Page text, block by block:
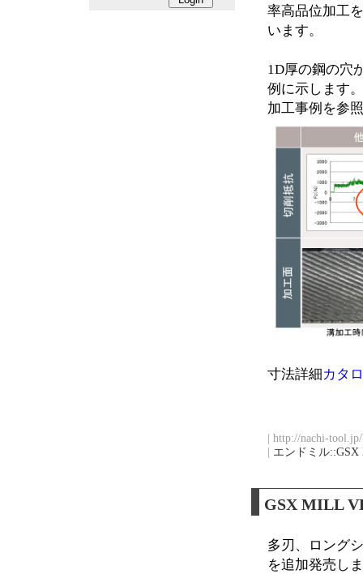
率高品位加工
います。
1D厚の鋼の穴
例に示します。
加工事例を参
寸法詳細カタ
| http://nachi-
エンドミル
GSX MILL
多刃、ロング
を追加発売し